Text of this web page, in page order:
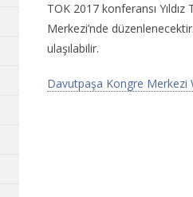
TOK 2017 konferansı
Merkezi’nde
ulaşılabilir.
Davutpaşa Kongre Merkezi